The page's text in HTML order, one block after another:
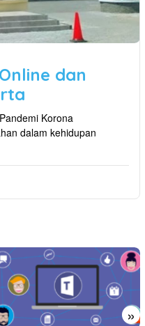
dan
Korona
dalam kehidupan
»